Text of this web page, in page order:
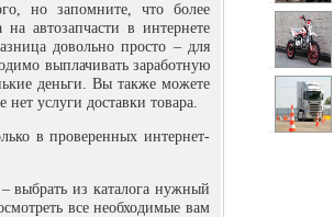
но запомните, что более
автозапчасти в интернете
довольно просто – для
выплачивать заработную
деньги. Вы также можете
нет услуги доставки товара.
в проверенных интернет-
выбрать из каталога нужный
все необходимые вам